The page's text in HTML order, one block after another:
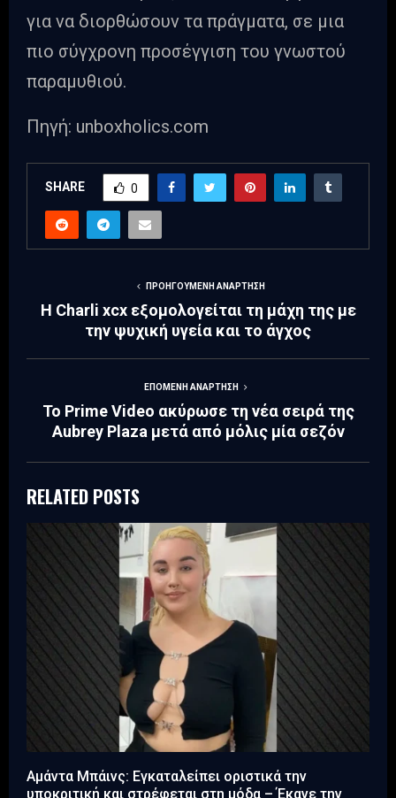
για να διορθώσουν τα πράγματα, σε μια
πιο σύγχρονη προσέγγιση του γνωστού
παραμυθιού.
Πηγή: unboxholics.com
SHARE 0
ΠΡΟΗΓΟΎΜΕΝΗ ΑΝΆΡΤΗΣΗ
Η Charli xcx εξομολογείται τη μάχη της με
την ψυχική υγεία και το άγχος
ΕΠΌΜΕΝΗ ΑΝΆΡΤΗΣΗ
Το Prime Video ακύρωσε τη νέα σειρά της
Aubrey Plaza μετά από μόλις μία σεζόν
RELATED POSTS
Αμάντα Μπάινς: Εγκαταλείπει οριστικά την
υποκριτική και στρέφεται στη μόδα – Έκανε την